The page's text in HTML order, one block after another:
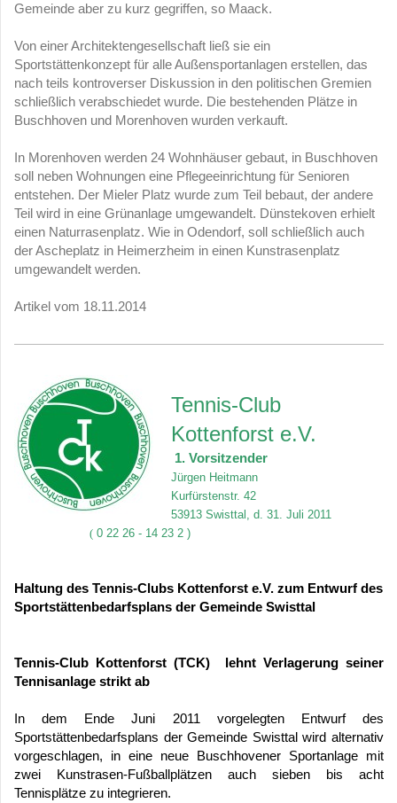
Gemeinde aber zu kurz gegriffen, so Maack.
Von einer Architektengesellschaft ließ sie ein
Sportstättenkonzept für alle Außensportanlagen erstellen, das
nach teils kontroverser Diskussion in den politischen Gremien
schließlich verabschiedet wurde. Die bestehenden Plätze in
Buschhoven und Morenhoven wurden verkauft.
In Morenhoven werden 24 Wohnhäuser gebaut, in Buschhoven
soll neben Wohnungen eine Pflegeeinrichtung für Senioren
entstehen. Der Mieler Platz wurde zum Teil bebaut, der andere
Teil wird in eine Grünanlage umgewandelt. Dünstekoven erhielt
einen Naturrasenplatz. Wie in Odendorf, soll schließlich auch
der Ascheplatz in Heimerzheim in einen Kunstrasenplatz
umgewandelt werden.
Artikel vom 18.11.2014
Tennis-Club
Kottenforst e.V.
1. Vorsitzender
Jürgen Heitmann
Kurfürstenstr. 42
53913 Swisttal, d. 31. Juli 2011
( 0 22 26 - 14 23 2 )
Haltung des Tennis-Clubs Kottenforst e.V. zum Entwurf des
Sportstättenbedarfsplans der Gemeinde Swisttal
Tennis-Club Kottenforst (TCK) lehnt Verlagerung seiner
Tennisanlage strikt ab
In dem Ende Juni 2011 vorgelegten Entwurf des
Sportstättenbedarfsplans der Gemeinde Swisttal wird alternativ
vorgeschlagen, in eine neue Buschhovener Sportanlage mit
zwei Kunstrasen-Fußballplätzen auch sieben bis acht
Tennisplätze zu integrieren.